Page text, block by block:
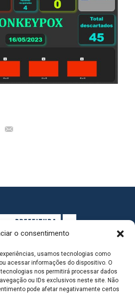
o consentimento
usamos tecnologias como
acessar informações do dispositivo. O
nos permitirá processar dados
ou IDs exclusivos neste site. Não
pode afetar negativamente certos